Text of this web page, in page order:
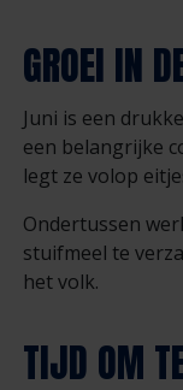
GROEI IN
Juni is een
een belangrijke
legt ze volop
Ondertussen
stuifmeel te
het volk.
TIJD OM